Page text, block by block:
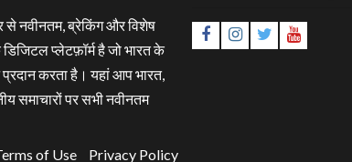
नवीनतम, ब्रेकिंग और विशेष
प्लेटफ़ॉर्म है जो भारत के
करता है। यहां आप भारत,
समाचारों पर सभी नवीनतम
FacebookInstagram
TwitterYouTube
of Use Privacy Policy